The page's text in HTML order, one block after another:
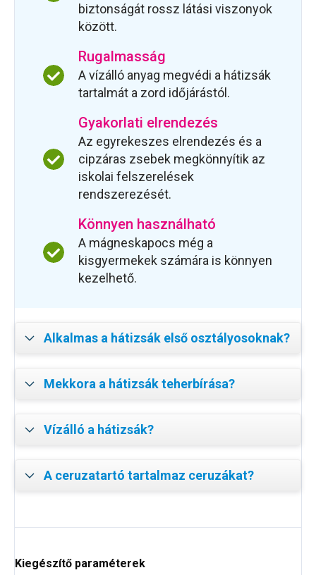
biztonságát rossz látási viszonyok
között.
Rugalmasság
A vízálló anyag megvédi a hátizsák
tartalmát a zord időjárástól.
Gyakorlati elrendezés
Az egyrekeszes elrendezés és a
cipzáras zsebek megkönnyítik az
iskolai felszerelések
rendszerezését.
Könnyen használható
A mágneskapocs még a
kisgyermekek számára is könnyen
kezelhető.
Alkalmas a hátizsák első osztályosoknak?
Mekkora a hátizsák teherbírása?
Vízálló a hátizsák?
A ceruzatartó tartalmaz ceruzákat?
Kiegészítő paraméterek